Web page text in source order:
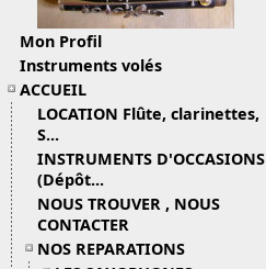
Mon Profil
Instruments volés
ACCUEIL
LOCATION Flûte, clarinettes,
S...
INSTRUMENTS D'OCCASIONS
(Dépôt...
NOUS TROUVER , NOUS
CONTACTER
NOS REPARATIONS